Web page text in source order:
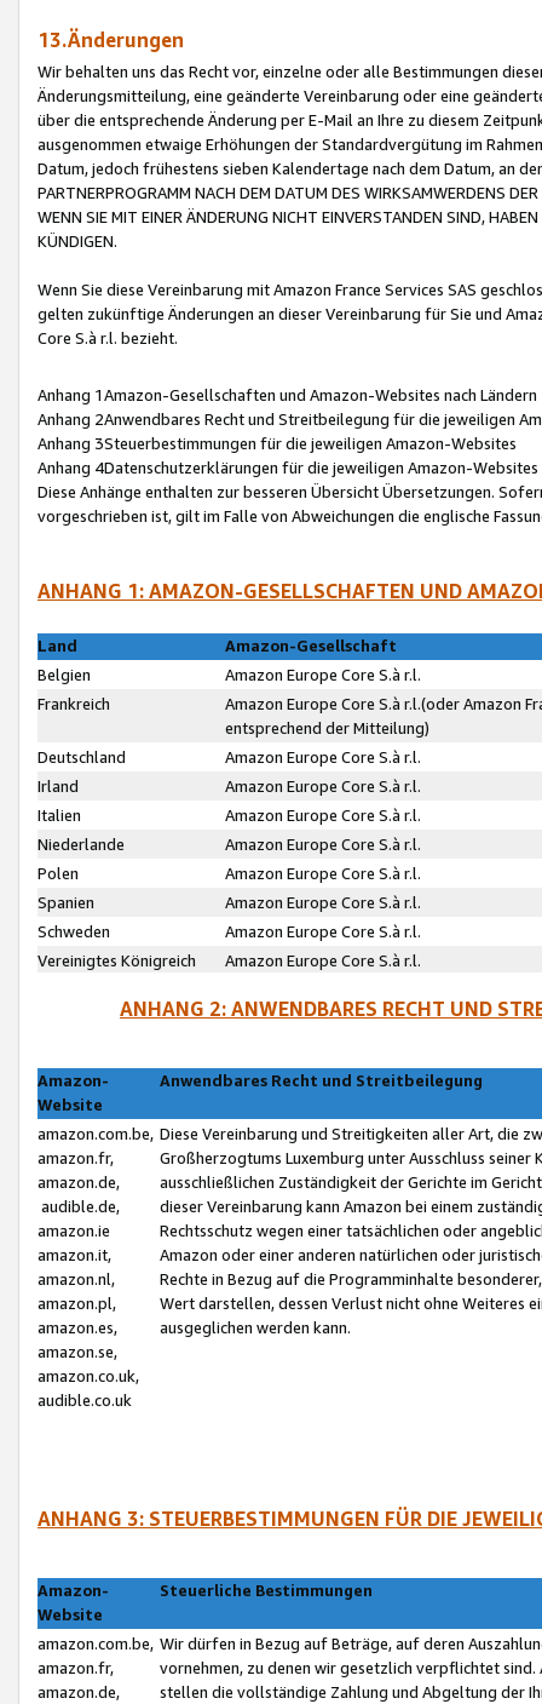
13.Änderungen
Wir behalten uns das Recht vor, einzelne oder alle Bestimmungen
Änderungsmitteilung, eine geänderte Vereinbarung oder eine
über die entsprechende Änderung per E-Mail an Ihre zu diesem
ausgenommen etwaige Erhöhungen der Standardvergütung im
Datum, jedoch frühestens sieben Kalendertage nach dem Datum, an
PARTNERPROGRAMM NACH DEM DATUM DES WIRKSAMWERDENS
WENN SIE MIT EINER ÄNDERUNG NICHT EINVERSTANDEN SIND,
KÜNDIGEN.
Wenn Sie diese Vereinbarung mit Amazon France Services SAS
gelten zukünftige Änderungen an dieser Vereinbarung für Sie und
Core S.à r.l. bezieht.
Anhang 1Amazon-Gesellschaften und Amazon-Websites nach Ländern
Anhang 2Anwendbares Recht und Streitbeilegung für die jeweiligen
Anhang 3Steuerbestimmungen für die jeweiligen Amazon-Websites
Anhang 4Datenschutzerklärungen für die jeweiligen Amazon-Websites
Diese Anhänge enthalten zur besseren Übersicht Übersetzungen.
vorgeschrieben ist, gilt im Falle von Abweichungen die englische
ANHANG 1: AMAZON-GESELLSCHAFTEN UND
Land
Amazon-Gesellschaft
Belgien
Amazon Europe Core S.à r.l.
Frankreich
Amazon Europe Core S.à r.l.(oder Amazon
entsprechend der Mitteilung)
Deutschland
Amazon Europe Core S.à r.l.
Irland
Amazon Europe Core S.à r.l.
Italien
Amazon Europe Core S.à r.l.
Niederlande
Amazon Europe Core S.à r.l.
Polen
Amazon Europe Core S.à r.l.
Spanien
Amazon Europe Core S.à r.l.
Schweden
Amazon Europe Core S.à r.l.
Vereinigtes Königreich
Amazon Europe Core S.à r.l.
ANHANG 2: ANWENDBARES RECHT UND
Amazon-
Website
Anwendbares Recht und Streitbeilegung
amazon.com.be,
amazon.fr,
amazon.de,
audible.de,
amazon.ie
amazon.it,
amazon.nl,
amazon.pl,
amazon.es,
amazon.se,
amazon.co.uk,
audible.co.uk
Diese Vereinbarung und Streitigkeiten aller Art, die
Großherzogtums Luxemburg unter Ausschluss
ausschließlichen Zuständigkeit der Gerichte im
dieser Vereinbarung kann Amazon bei einem
Rechtsschutz wegen einer tatsächlichen oder
Amazon oder einer anderen natürlichen oder
Rechte in Bezug auf die Programminhalte
Wert darstellen, dessen Verlust nicht ohne Weiteres
ausgeglichen werden kann.
ANHANG 3: STEUERBESTIMMUNGEN FÜR DIE
Amazon-
Website
Steuerliche Bestimmungen
amazon.com.be,
amazon.fr,
amazon.de,
Wir dürfen in Bezug auf Beträge, auf deren
vornehmen, zu denen wir gesetzlich verpflichtet
stellen die vollständige Zahlung und Abgeltung der